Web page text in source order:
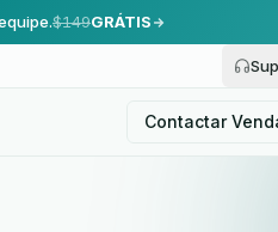
$149GRÁTIS
Contactar